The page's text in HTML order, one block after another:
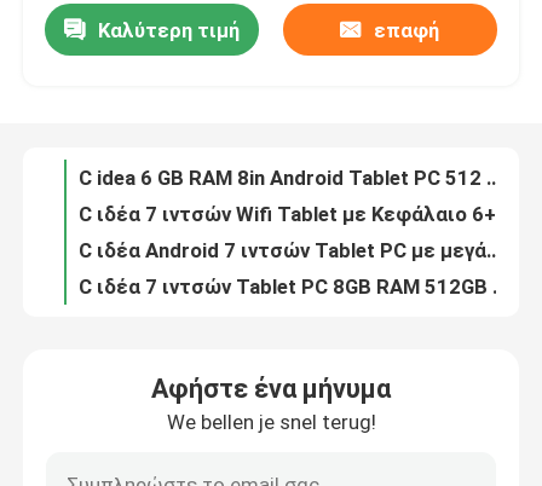
Εμφάνιση VR
Γύρος εργοστασίων
Ποιοτικός έλεγχος
Ζητήστε ένα απόσπασμα
Καλύτερη τιμή επαφή
C ιδέα Android 8 ιντσών Tablet PC Android 12 Tablet 512GB Μνημείο Ταμπλέτες PC Quad Core επεξεργαστής CM813 κόκκινο
C idea 6 GB RAM 8in Android Tablet PC 512 GB Android 12 Tablet 1.3GHz IPS HD οθόνη Τετραπυρηνικός επεξεργαστής CM813-Purple
C ιδέα Android 7 ιντσών Tablet PC με μεγάλη μπαταρία 6000mAh 512GB Επέκταση αποθήκευσης για παιδιά και ενήλικες Purple CM522 purple
C ιδέα 7 ιντσών Tablet PC 8GB RAM 512GB ROM Quad Core Processor Διπλή κάμερα WiFi / BT για εφήβους με θήκη CM513 (κόκκινο)
Αφήστε ένα μήνυμα
We bellen je snel terug!